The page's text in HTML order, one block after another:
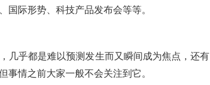
国际形势、科技产品发布会等等。
几乎都是难以预测发生而又瞬间成为焦点，还有
事情之前大家一般不会关注到它。